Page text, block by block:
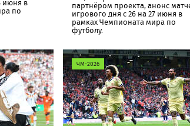
июня в
по партнёром проекта, анонс
игрового дня с 26 на 27 июня в
рамках Чемпионата мира по
футболу.
ЧМ-2026